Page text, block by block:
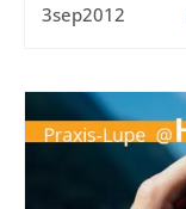
3sep2012